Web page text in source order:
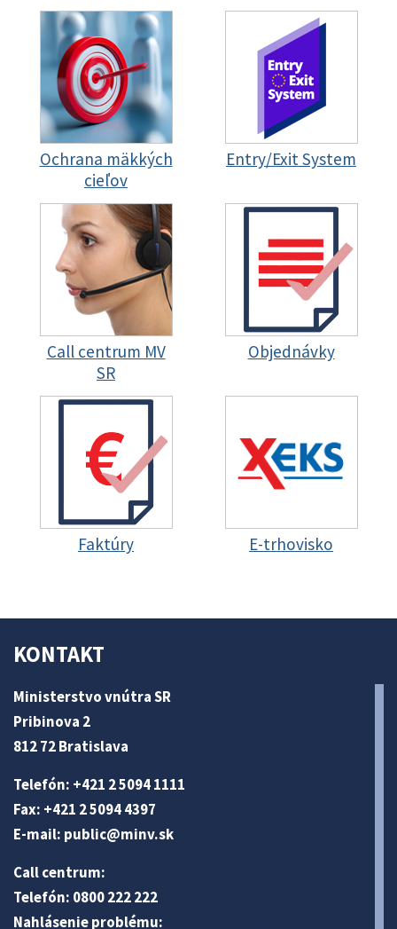
Ochrana mäkkých
cieľov
Entry/Exit System
Call centrum MV
SR
Objednávky
Faktúry E-trhovisko
KONTAKT
Ministerstvo vnútra SR
Pribinova 2
812 72 Bratislava
Telefón: +421 2 5094 1111
Fax: +421 2 5094 4397
E-mail: public@minv.sk
Call centrum:
Telefón: 0800 222 222
Nahlásenie problému: